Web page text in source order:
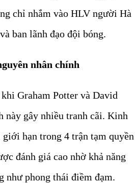
chỉ nhắm vào HLV người Hà
ban lãnh đạo đội bóng.
nhân chính
Graham Potter và David
này gây nhiều tranh cãi. Kinh
giới hạn trong 4 trận tạm quyền
đánh giá cao nhờ khả năng
như phong thái điềm đạm.